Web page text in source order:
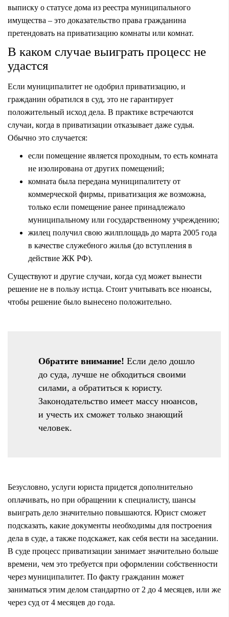
выписку о статусе дома из реестра муниципального
имущества – это доказательство права гражданина
претендовать на приватизацию комнаты или комнат.
В каком случае выиграть процесс не
удастся
Если муниципалитет не одобрил приватизацию, и
гражданин обратился в суд, это не гарантирует
положительный исход дела. В практике встречаются
случаи, когда в приватизации отказывает даже судья.
Обычно это случается:
если помещение является проходным, то есть комната
не изолирована от других помещений;
комната была передана муниципалитету от
коммерческой фирмы, приватизация же возможна,
только если помещение ранее принадлежало
муниципальному или государственному учреждению;
жилец получил свою жилплощадь до марта 2005 года
в качестве служебного жилья (до вступления в
действие ЖК РФ).
Существуют и другие случаи, когда суд может вынести
решение не в пользу истца. Стоит учитывать все нюансы,
чтобы решение было вынесено положительно.
Обратите внимание! Если дело дошло
до суда, лучше не обходиться своими
силами, а обратиться к юристу.
Законодательство имеет массу нюансов,
и учесть их сможет только знающий
человек.
Безусловно, услуги юриста придется дополнительно
оплачивать, но при обращении к специалисту, шансы
выиграть дело значительно повышаются. Юрист сможет
подсказать, какие документы необходимы для построения
дела в суде, а также подскажет, как себя вести на заседании.
В суде процесс приватизации занимает значительно больше
времени, чем это требуется при оформлении собственности
через муниципалитет. По факту гражданин может
заниматься этим делом стандартно от 2 до 4 месяцев, или же
через суд от 4 месяцев до года.